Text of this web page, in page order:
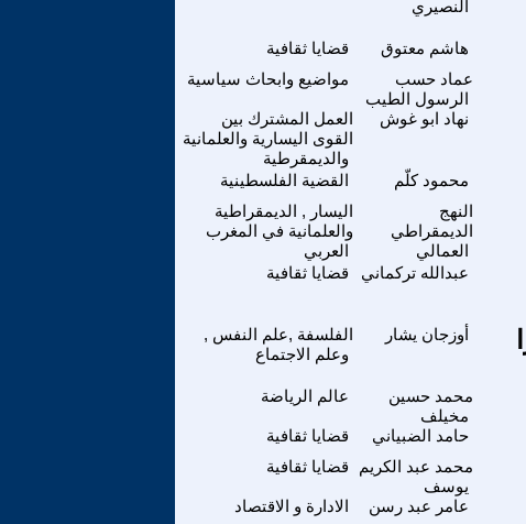
النصيري
قضايا ثقافية هاشم معتوق
مواضيع وابحاث سياسية
عماد حسب
الرسول الطيب
العمل المشترك بين
القوى اليسارية والعلمانية
والديمقرطية
نهاد ابو غوش
القضية الفلسطينية محمود كلّم
اليسار , الديمقراطية
والعلمانية في المغرب
العربي
النهج
الديمقراطي
العمالي
قضايا ثقافية عبدالله تركماني
الفلسفة ,علم النفس ,
وعلم الاجتماع
أوزجان يشار
عالم الرياضة
محمد حسين
مخيلف
قضايا ثقافية حامد الضبياني
قضايا ثقافية
محمد عبد الكريم
يوسف
الادارة و الاقتصاد عامر عبد رسن